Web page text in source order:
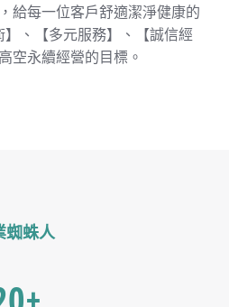
給每一位客戶舒適潔淨健康的
、【多元服務】、【誠信經
空永續經營的目標。
蜘蛛人